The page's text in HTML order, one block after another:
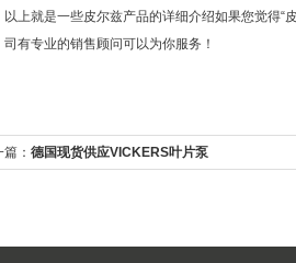
以上就是一些皮尔兹产品的详细介绍如果您觉得
司有专业的销售顾问可以为你服务！
： 德国现货供应VICKERS叶片泵